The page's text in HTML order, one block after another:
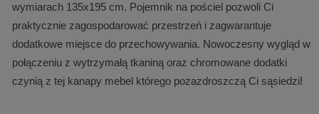
wymiarach 135x195 cm. Pojemnik na pościel pozwoli Ci
praktycznie zagospodarować przestrzeń i zagwarantuje
dodatkowe miejsce do przechowywania. Nowoczesny wygląd w
połączeniu z wytrzymałą tkaniną oraz chromowane dodatki
czynią z tej kanapy mebel którego pozazdroszczą Ci sąsiedzi!